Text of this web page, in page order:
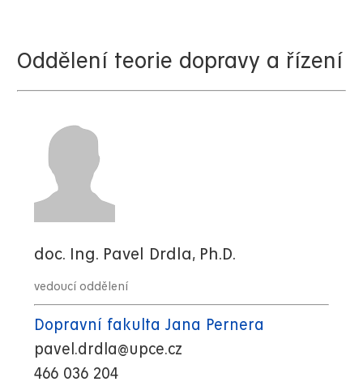
Oddělení teorie dopravy a řízení
doc. Ing. Pavel Drdla, Ph.D.
vedoucí oddělení
Dopravní fakulta Jana Pernera
pavel.drdla@upce.cz
466 036 204